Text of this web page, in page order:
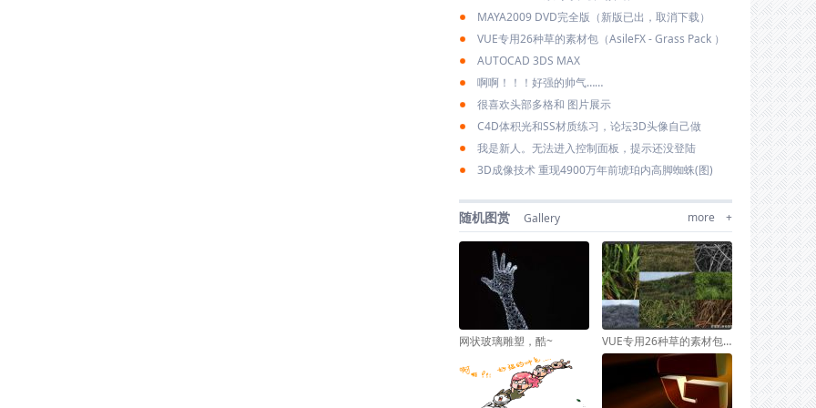
MAYA2009 DVD完全版（新版已出，取消下载）
VUE专用26种草的素材包（AsileFX - Grass Pack ）
AUTOCAD 3DS MAX
啊啊！！！好强的帅气……
很喜欢头部多格和 图片展示
C4D体积光和SS材质练习，论坛3D头像自己做
我是新人。无法进入控制面板，提示还没登陆
3D成像技术 重现4900万年前琥珀内高脚蜘蛛(图)
more +
随机图赏 Gallery
网状玻璃雕塑，酷~ VUE专用26种草的素材包（AsileFX - Grass Pack ）